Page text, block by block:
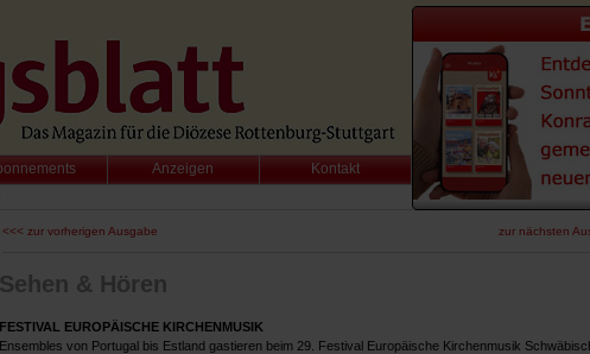
Anzeigen Kontakt
<<< zur vorherigen Ausgabe zur nächsten
Sehen & Hören
FESTIVAL EUROPÄISCHE KIRCHENMUSIK
Ensembles von Portugal bis Estland gastieren beim 29. Festival Europäische Kirchenmusik